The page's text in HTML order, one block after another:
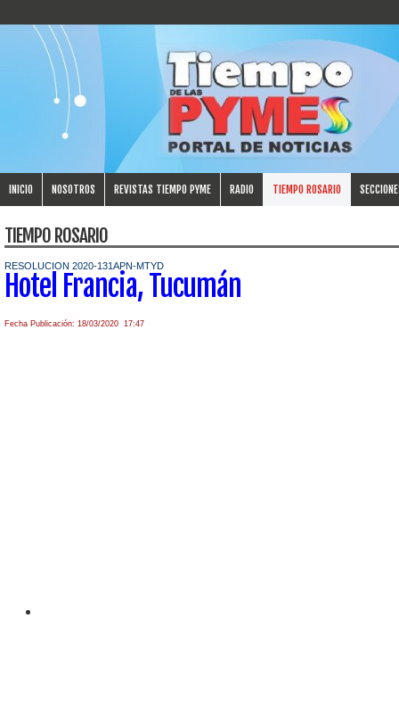
INICIO NOSOTROS REVISTAS TIEMPO PYME RADIO TIEMPO ROSARIO
TIEMPO ROSARIO
RESOLUCION 2020-131APN-MTYD
Hotel Francia, Tucumán
Fecha Publicación: 18/03/2020 17:47